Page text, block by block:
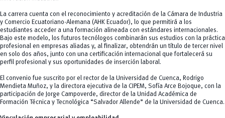
La carrera cuenta con el reconocimiento y acreditación de la Cámara de Industria
y Comercio Ecuatoriano-Alemana (AHK Ecuador), lo que permitirá a los
estudiantes acceder a una formación alineada con estándares internacionales.
Bajo este modelo, los futuros tecnólogos combinarán sus estudios con la práctica
profesional en empresas aliadas y, al finalizar, obtendrán un título de tercer nivel
en solo dos años, junto con una certificación internacional que fortalecerá su
perfil profesional y sus oportunidades de inserción laboral.
El convenio fue suscrito por el rector de la Universidad de Cuenca, Rodrigo
Mendieta Muñoz, y la directora ejecutiva de la CIPEM, Sofía Arce Bojoque, con la
participación de Jorge Campoverde, director de la Unidad Académica de
Formación Técnica y Tecnológica “Salvador Allende” de la Universidad de Cuenca.